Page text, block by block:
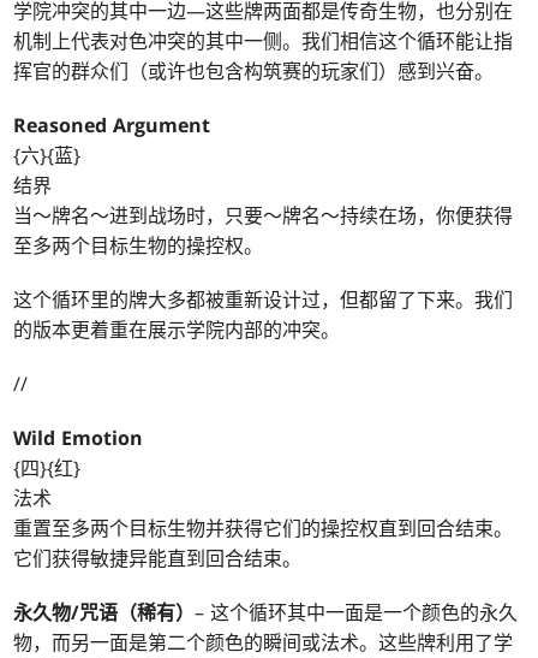
学院冲突的其中一边—这些牌两面都是传奇生物，也分别在
机制上代表对色冲突的其中一侧。我们相信这个循环能让指
挥官的群众们（或许也包含构筑赛的玩家们）感到兴奋。
Reasoned Argument
{六}{蓝}
结界
当～牌名～进到战场时，只要～牌名～持续在场，你便获得
至多两个目标生物的操控权。
这个循环里的牌大多都被重新设计过，但都留了下来。我们
的版本更着重在展示学院内部的冲突。
//
Wild Emotion
{四}{红}
法术
重置至多两个目标生物并获得它们的操控权直到回合结束。
它们获得敏捷异能直到回合结束。
永久物/咒语（稀有）– 这个循环其中一面是一个颜色的永久
物，而另一面是第二个颜色的瞬间或法术。这些牌利用了学